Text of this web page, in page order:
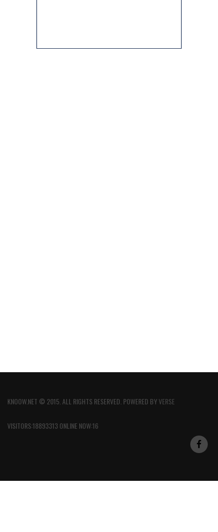
KNOOW.NET © 2015. ALL RIGHTS RESERVED. POWERED BYVERSE
VISITORS:18893313 ONLINE NOW:16